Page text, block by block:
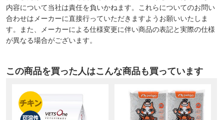
内容について当社は責任を負いかねます。これらについてのお問い
合わせはメーカーに直接行っていただきますようお願いいたしま
す。また、メーカーによる仕様変更に伴い商品の表記と実際の仕様
が異なる場合がございます。
この商品を買った人はこんな商品も買っています